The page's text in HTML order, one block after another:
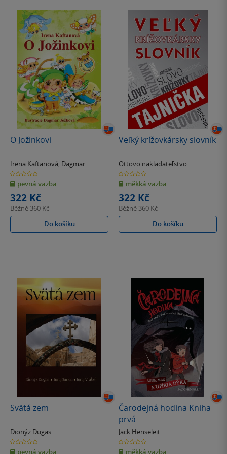
O Jožinkovi
Irena Kaftanová, Dagmar
Ježková
0.0
z
5
hvězdiček
pevná vazba
322 Kč
Běžně 360 Kč
Do košíku
Veľký krížovkársky slovník
Ottovo nakladateľstvo
0.0
z
5
hvězdiček
měkká vazba
322 Kč
Běžně 360 Kč
Do košíku
Svätá zem
Dionýz Dugas
0.0
z
5 pevná vazba
Čarodejná hodina Kniha
prvá
Jack Henseleit
0.0
z
5 měkká vazba